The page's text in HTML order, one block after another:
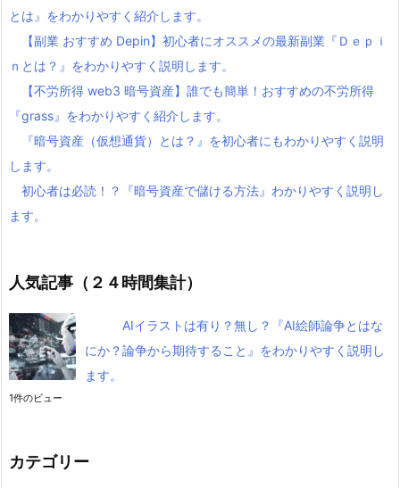
とは』をわかりやすく紹介します。
【副業 おすすめ Depin】初心者にオススメの最新副業『Ｄｅｐｉ
ｎとは？』をわかりやすく説明します。
【不労所得 web3 暗号資産】誰でも簡単！おすすめの不労所得
『grass』をわかりやすく紹介します。
『暗号資産（仮想通貨）とは？』を初心者にもわかりやすく説明
します。
初心者は必読！？『暗号資産で儲ける方法』わかりやすく説明し
ます。
人気記事（２４時間集計）
AIイラストは有り？無し？『AI絵師論争とはな
にか？論争から期待すること』をわかりやすく説明し
ます。
1件のビュー
カテゴリー